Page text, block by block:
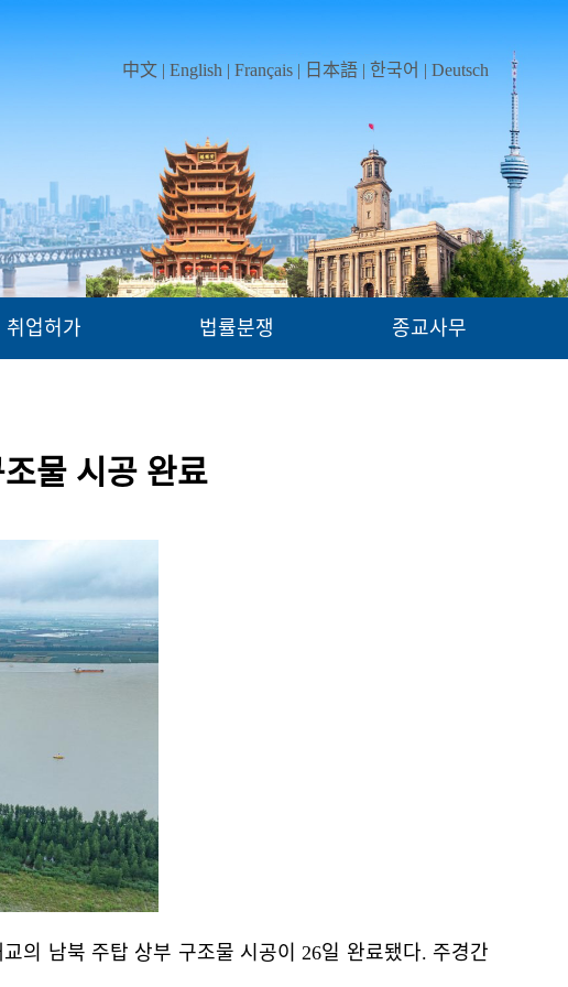
中文 | English | Français | 日本語 | 한국어 | Deutsch
취업허가 법률분쟁 종교사무
물 시공 완료
의 남북 주탑 상부 구조물 시공이 26일 완료됐다. 주경간